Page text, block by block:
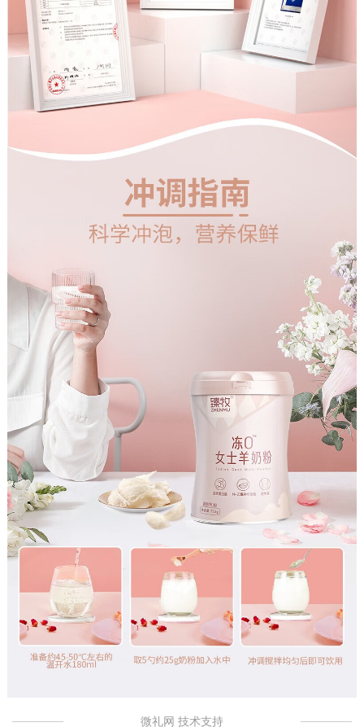
微礼网 技术支持